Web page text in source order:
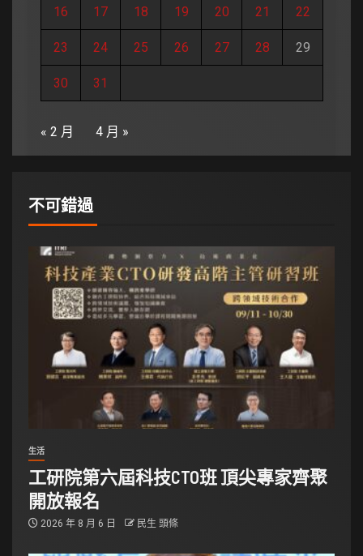
16 17 18 19 20 21 22
23 24 25 26 27 28 29
30 31
« 2 月 4 月 »
不可錯過
生活
工研院第六屆科技CTO班 頂尖專家齊聚
開放報名
2026 年 8 月 6 日 民生 頭條